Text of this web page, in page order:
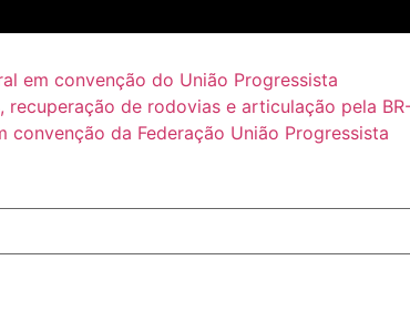
em convenção do União Progressista
de rodovias e articulação pela
da Federação União Progressista